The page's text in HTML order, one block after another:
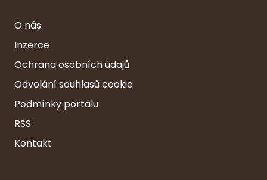
O nás
Inzerce
Ochrana osobních údajů
Odvolání souhlasů cookie
Podmínky portálu
RSS
Kontakt